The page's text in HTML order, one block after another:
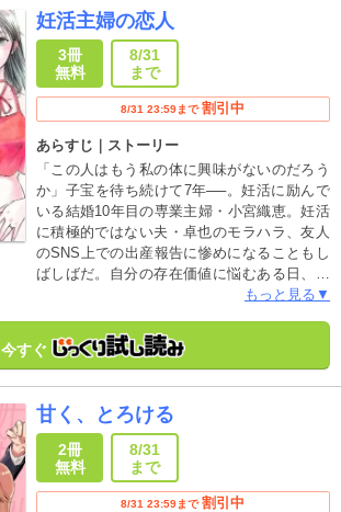
妊活主婦の恋人
3冊
無料
8/31
まで
8/31 23:59まで 割引中
あらすじ｜ストーリー
「この人はもう私の体に興味がないのだろう
か」子宝を待ち続けて7年──。妊活に励んで
いる結婚10年目の専業主婦・小宮織恵。妊活
に積極的ではない夫・卓也のモラハラ、友人
のSNS上での出産報告に惨めになることもし
ばしばだ。自分の存在価値に悩むある日、産
婦人科に妻の付き添いで来ていた男性・啓介
──妻であるとは？ 母になるとは？ そして、
女性とは──女性の普遍的テーマを繊細に描い
もっと見る▼
今すぐ
甘く、とろける
2冊
無料
8/31
まで
8/31 23:59まで 割引中